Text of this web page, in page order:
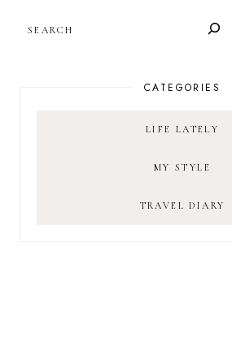
CATEGORIES
LIFE LATELY
MY STYLE
TRAVEL DIARY